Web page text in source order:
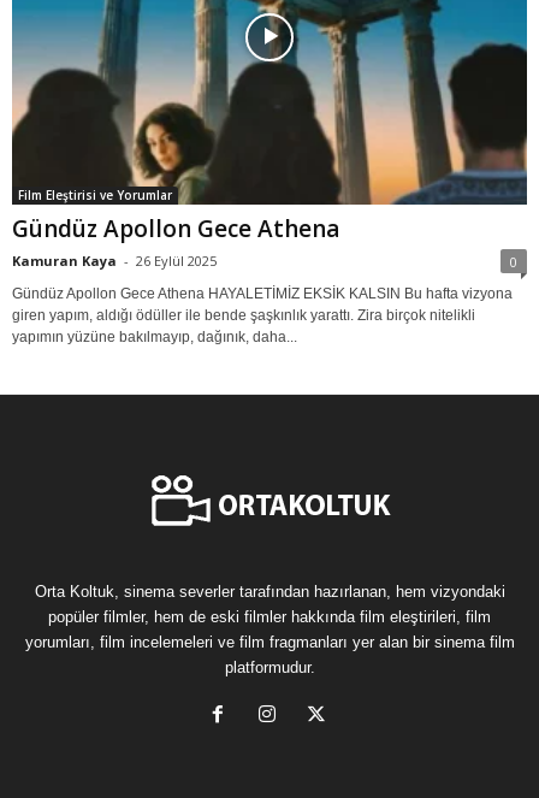
Film Eleştirisi ve Yorumlar
Gündüz Apollon Gece Athena
Kamuran Kaya - 26 Eylül 2025 0
Gündüz Apollon Gece Athena HAYALETİMİZ EKSİK KALSIN Bu hafta vizyona
giren yapım, aldığı ödüller ile bende şaşkınlık yarattı. Zira birçok nitelikli
yapımın yüzüne bakılmayıp, dağınık, daha...
Orta Koltuk, sinema severler tarafından hazırlanan, hem vizyondaki
popüler filmler, hem de eski filmler hakkında film eleştirileri, film
yorumları, film incelemeleri ve film fragmanları yer alan bir sinema film
platformudur.